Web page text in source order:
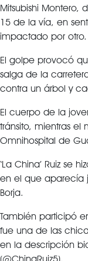
Mitsubishi Montero,
15 de la vía, en
impactado por otro.
El golpe provocó
salga de la
contra un árbol y
El cuerpo de la
tránsito, mientras el
Omnihospital de
‘La China’ Ruiz se
en el que aparecía
Borja.
También participó
fue una de las
en la descripción